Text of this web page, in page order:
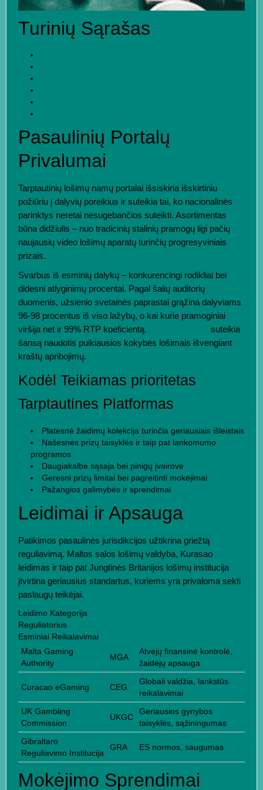
Turinių Sąrašas
Pasaulinių Portalų
Privalumai
Tarptautinių lošimų namų portalai išsiskiria išskirtiniu
požiūriu į dalyvių poreikius ir suteikia tai, ko nacionalinės
parinktys neretai nesugebančios suteikti. Asortimentas
būna didžiulis – nuo tradicinių stalinių pramogų ligi pačių
naujausių video lošimų aparatų turinčių progresyviniais
prizais.
Svarbus iš esminių dalykų – konkurencingi rodikliai bei
didesni atlyginimų procentai. Pagal šalių auditorių
duomenis, užsienio svetainės paprastai grąžina dalyviams
96-98 procentus iš viso lažybų, o kai kurie pramoginiai
viršija net ir 99% RTP koeficientą.
suteikia
šansą naudotis puikiausios kokybės lošimais išvengiant
kraštų apribojimų.
Kodėl Teikiamas prioritetas
Tarptautines Platformas
Platesnė žaidimų kolekcija turinčia geriausiais išleistais
Našesnės prizų taisyklės ir taip pat lankomumo
programos
Daugiakalbė sąsaja bei pinigų įvairovė
Geresni prizų limitai bei pagreitinti mokėjimai
Pažangios galimybės ir sprendimai
Leidimai ir Apsauga
Patikimos pasaulinės jurisdikcijos užtikrina griežtą
reguliavimą. Maltos salos lošimų valdyba, Kurasao
leidimas ir taip pat Jungtinės Britanijos lošimų institucija
įtvirtina geriausius standartus, kuriems yra privaloma sekti
paslaugų teikėjai.
Leidimo Kategorija
Reguliatorius
Esminiai Reikalavimai
Malta Gaming
Authority
MGA
Atvejų finansinė kontrolė,
žaidėjų apsauga
Curacao eGaming CEG
Globali valdžia, lankstūs
reikalavimai
UK Gambling
Commission
UKGC
Geriausios gynybos
taisyklės, sąžiningumas
Gibraltaro
Reguliavimo Institucija
GRA ES normos, saugumas
Mokėjimo Sprendimai